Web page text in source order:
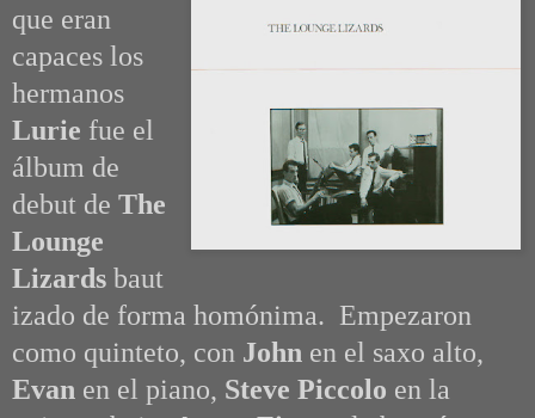
que eran
capaces los
hermanos
Lurie fue el
álbum de
debut de The
Lounge
Lizards baut
izado de forma homónima. Empezaron
como quinteto, con John en el saxo alto,
Evan en el piano, Steve Piccolo en la